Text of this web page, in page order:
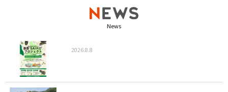
News
2026.8.8